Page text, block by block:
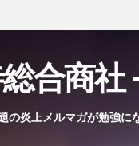
合商社
の炎上メルマガが勉強に